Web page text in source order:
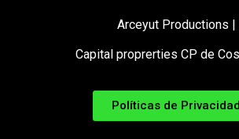
Arceyut Productions |
Capital proprerties CP de
Políticas de Privacidad